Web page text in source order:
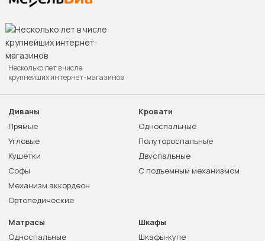
Несколько лет в числе
крупнейших интернет-магазинов
Диваны
Прямые
Угловые
Кушетки
Софы
Механизм аккордеон
Ортопедические
Кровати
Односпальные
Полутороспальные
Двуспальные
С подъемным механизмом
Матрасы
Односпальные
Шкафы
Шкафы-купе